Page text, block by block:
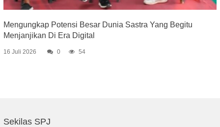
Mengungkap Potensi Besar Dunia Sastra Yang Begitu
Menjanjikan Di Era Digital
16 Juli 2026 0 54
Sekilas SPJ